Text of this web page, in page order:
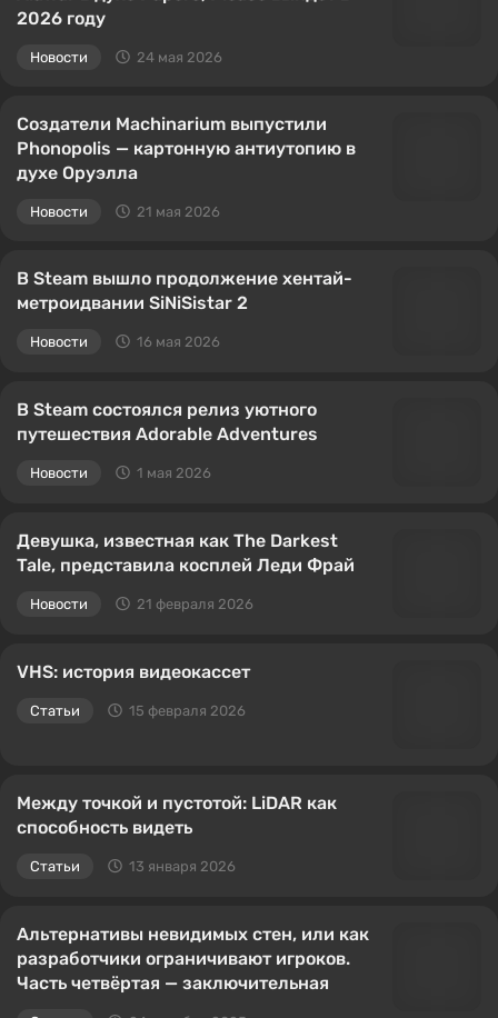
2026 году
Новости 24 мая 2026
Создатели Machinarium выпустили
Phonopolis — картонную антиутопию в
духе Оруэлла
Новости 21 мая 2026
В Steam вышло продолжение хентай-
метроидвании SiNiSistar 2
Новости 16 мая 2026
В Steam состоялся релиз уютного
путешествия Adorable Adventures
Новости 1 мая 2026
Девушка, известная как The Darkest
Tale, представила косплей Леди Фрай
Новости 21 февраля 2026
VHS: история видеокассет
Статьи 15 февраля 2026
Между точкой и пустотой: LiDAR как
способность видеть
Статьи 13 января 2026
Альтернативы невидимых стен, или как
разработчики ограничивают игроков.
Часть четвёртая — заключительная